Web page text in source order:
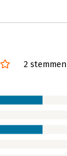
ik met het
lezen hoe
is het dan
dat dit
ontwerpers
voor
is
2 stemmen